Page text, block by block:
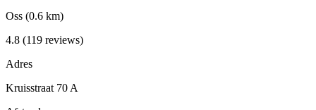
Oss (0.6 km)
4.8 (119 reviews)
Adres
Kruisstraat 70 A